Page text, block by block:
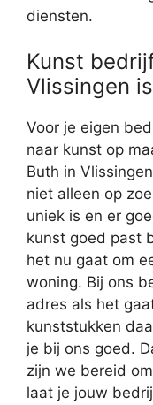
diensten.
Kunst
Vlissingen
Voor je eigen
naar kunst op
Buth in
niet alleen op
uniek is en er
kunst goed past
het nu gaat om
woning. Bij ons
adres als het
kunststukken
je bij ons goed.
zijn we bereid
laat je jouw